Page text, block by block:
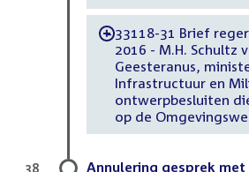
-33118-31 Brief
2016 - M.H. Schultz
Geesteranus,
Infrastructuur en
ontwerpbesluiten
op de
Annulering gesprek met
38